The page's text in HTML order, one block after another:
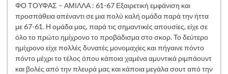
ΦΟ ΤΟΥΦΑΣ – ΑΜΙΛΛΑ : 61-67 Εξαιρετική εμφάνιση και
προσπάθεια απέναντι σε μια πολύ καλή ομάδα παρά την ήττα
με 67-61. Η ομάδα μας, παρά τις σημαντικές απουσίες, είχε σε
όλο το πρώτο ημίχρονο το προβάδισμα στο σκορ. Το δεύτερο
ημίχρονο είχε πολλές δυνατές μονομαχίες και πήγαινε πόντο
πόντο μέχρι το τέλος όπου κάποια χαμένα αμυντικά ριμπάουντ
και βολές από την πλευρά μας και κάποια μεγάλα σουτ από την